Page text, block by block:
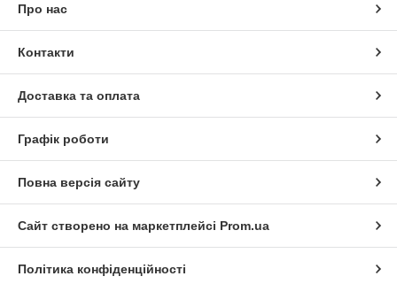
Про нас
Контакти
Доставка та оплата
Графік роботи
Повна версія сайту
Сайт створено на маркетплейсі Prom.ua
Політика конфіденційності